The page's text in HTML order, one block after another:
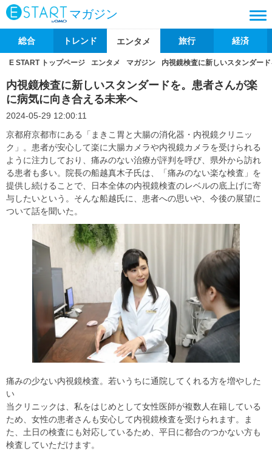
マガジン
総合 トレンド エンタメ 旅行 経済
E START トップページ エンタメ マガジン 内視鏡検査に新しいスタンダー
内視鏡検査に新しいスタンダードを。患者さんが楽
に病気に向き合える未来へ
2024-05-29 12:00:11
京都府京都市にある「まきこ胃と大腸の消化器・内視鏡クリニッ
ク」。患者が安心して楽に大腸カメラや内視鏡カメラを受けられる
ように注力しており、痛みのない治療が評判を呼び、県外から訪れ
る患者も多い。院長の船越真木子氏は、「痛みのない楽な検査」を
提供し続けることで、日本全体の内視鏡検査のレベルの底上げに寄
与したいという。そんな船越氏に、患者への思いや、今後の展望に
ついて話を聞いた。
痛みの少ない内視鏡検査。若いうちに通院してくれる方を増やした
い
当クリニックは、私をはじめとして女性医師が複数人在籍している
ため、女性の患者さんも安心して内視鏡検査を受けられます。ま
た、土日の検査にも対応しているため、平日に都合のつかない方も
検査していただけます。